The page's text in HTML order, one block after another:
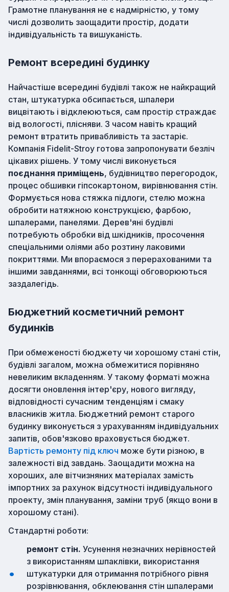
Грамотне планування не є надмірністю, у тому
числі дозволить заощадити простір, додати
індивідуальність та вишуканість.
Ремонт всередині будинку
Найчастіше всередині будівлі також не найкращий
стан, штукатурка обсипається, шпалери
вицвітають і відклеюються, сам простір страждає
від вологості, плісняви. З часом навіть кращий
ремонт втратить привабливість та застаріє.
Компанія Fidelit-Stroy готова запропонувати безліч
цікавих рішень. У тому числі виконується
поєднання приміщень, будівництво перегородок,
процес обшивки гіпсокартоном, вирівнювання стін.
Формується нова стяжка підлоги, стелю можна
обробити натяжною конструкцією, фарбою,
шпалерами, панелями. Дерев'яні будівлі
потребують обробки від шкідників, просочення
спеціальними оліями або розтину лаковими
покриттями. Ми впораємося з перерахованими та
іншими завданнями, всі тонкощі обговорюються
заздалегідь.
Бюджетний косметичний ремонт
будинків
При обмеженості бюджету чи хорошому стані стін,
будівлі загалом, можна обмежитися порівняно
невеликим вкладенням. У такому форматі можна
досягти оновлення інтер'єру, нового вигляду,
відповідності сучасним тенденціям і смаку
власників житла. Бюджетний ремонт старого
будинку виконується з урахуванням індивідуальних
запитів, обов'язково враховується бюджет.
Вартість ремонту під ключ може бути різною, в
залежності від завдань. Заощадити можна на
хороших, але вітчизняних матеріалах замість
імпортних за рахунок відсутності індивідуального
проекту, змін планування, заміни труб (якщо вони в
хорошому стані).
Стандартні роботи:
ремонт стін. Усунення незначних нерівностей
з використанням шпаклівки, використання
штукатурки для отримання потрібного рівня
розрівнювання, обклеювання стін шпалерами